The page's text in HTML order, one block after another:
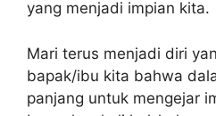
yang menjadi impian kita.
Mari terus menjadi diri
bapak/ibu kita bahwa
panjang untuk mengejar